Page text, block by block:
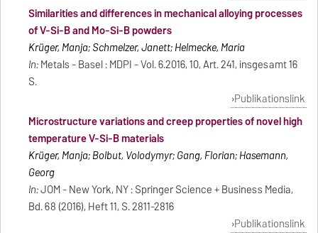
Similarities and differences in mechanical alloying processes
of V-Si-B and Mo-Si-B powders
Krüger, Manja; Schmelzer, Janett; Helmecke, Maria
In:Metals - Basel : MDPI - Vol. 6.2016, 10, Art. 241, insgesamt 16
S.
Publikationslink
Microstructure variations and creep properties of novel high
temperature V-Si-B materials
Krüger, Manja; Bolbut, Volodymyr; Gang, Florian; Hasemann,
Georg
In:JOM - New York, NY : Springer Science + Business Media,
Bd. 68 (2016), Heft 11, S. 2811-2816
Publikationslink